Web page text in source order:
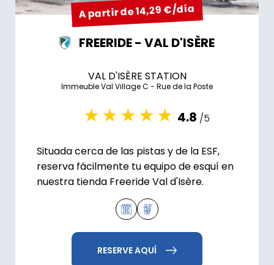
A partir de 14,29 €/día
FREERIDE - VAL D'ISÈRE
VAL D'ISÈRE STATION
Immeuble Val Village C - Rue de la Poste
4.8 /5
Situada cerca de las pistas y de la ESF,
reserva fácilmente tu equipo de esquí en
nuestra tienda Freeride Val d'Isère.
RESERVE AQUÍ